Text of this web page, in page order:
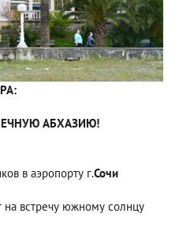
АБХАЗИЮ!
в аэропорту г.Сочи
на встречу южному солнцу